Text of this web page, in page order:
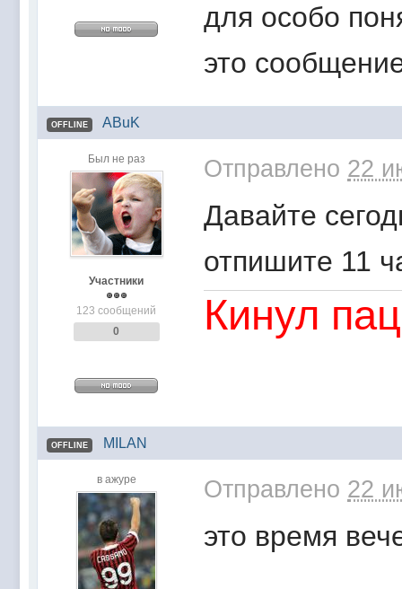
для особо
это
OFFLINE ABuK
Был не раз
Участники
123 сообщений
0
Отправлено 22
Давайте
отпишите 11
Кинул
OFFLINE MILAN
в ажуре Отправлено 22
это время